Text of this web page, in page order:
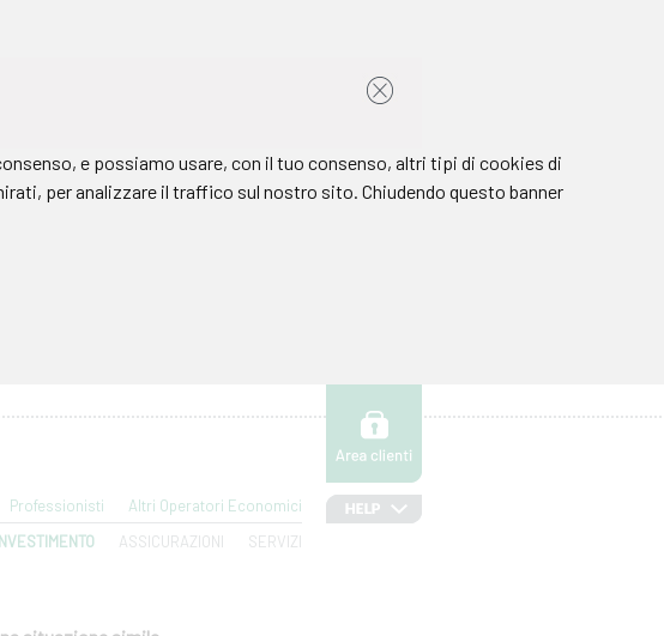
ASSICURAZIONI SERVIZI
Professionisti Altri Operatori Economici